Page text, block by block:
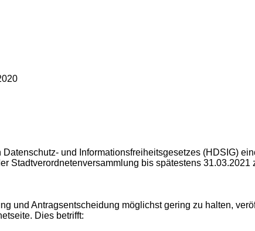
und Informationsfreiheitsgesetzes (HDSIG)
Stadtverordnetenversammlung bis spätestens
und Antragsentscheidung möglichst gering zu halten,
Dies betrifft: